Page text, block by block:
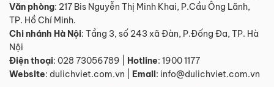
Văn phòng: 217 Bis Nguyễn Thị Minh Khai, P.Cầu Ông Lãnh,
TP. Hồ Chí Minh.
Chi nhánh Hà Nội: Tầng 3, số 243 xã Đàn, P.Đống Đa, TP. Hà
Nội
Điện thoại: 028 73056789 Hotline: 1900 1177
Website: dulichviet.com.vn Email: info@dulichviet.com.vn